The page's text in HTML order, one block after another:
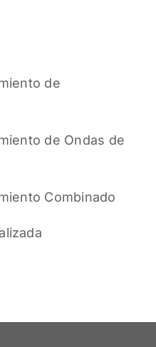
de
de Ondas de
Combinado